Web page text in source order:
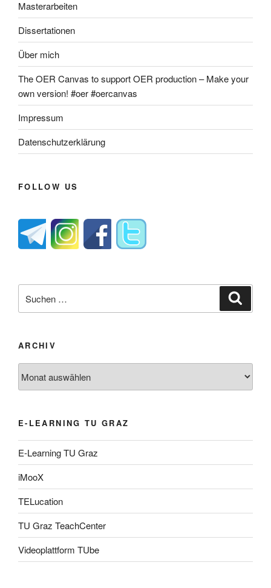
Masterarbeiten
Dissertationen
Über mich
The OER Canvas to support OER production – Make your
own version! #oer #oercanvas
Impressum
Datenschutzerklärung
FOLLOW US
nach:
ARCHIV
E-LEARNING TU GRAZ
E-Learning TU Graz
iMooX
TELucation
TU Graz TeachCenter
Videoplattform TUbe